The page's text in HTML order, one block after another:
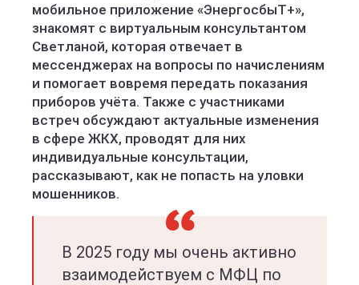
мобильное приложение «ЭнергосбыТ+»,
знакомят с виртуальным консультантом
Светланой, которая отвечает в
мессенджерах на вопросы по начислениям
и помогает вовремя передать показания
приборов учёта. Также с участниками
встреч обсуждают актуальные изменения
в сфере ЖКХ, проводят для них
индивидуальные консультации,
рассказывают, как не попасть на уловки
мошенников.
В 2025 году мы очень активно
взаимодействуем с МФЦ по